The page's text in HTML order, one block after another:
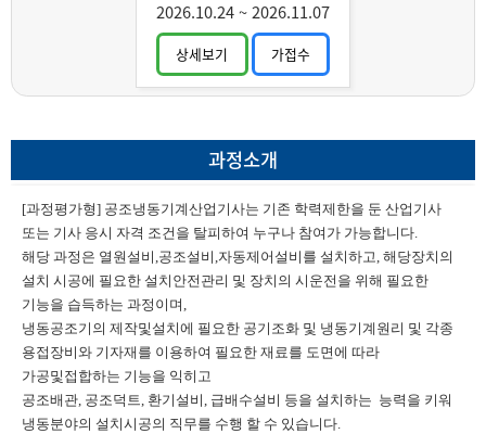
2026.10.24~2026.11.07
상세보기 가접수
과정소개
[과정평가형] 공조냉동기계산업기사는 기존 학력제한을 둔 산업기사
또는 기사 응시 자격 조건을 탈피하여 누구나 참여가 가능합니다.
해당 과정은 열원설비,공조설비,자동제어설비를 설치하고, 해당장치의
설치 시공에 필요한 설치안전관리 및 장치의 시운전을 위해 필요한
기능을 습득하는 과정이며,
냉동공조기의 제작및설치에 필요한 공기조화 및 냉동기계원리 및 각종
용접장비와 기자재를 이용하여 필요한 재료를 도면에 따라
가공및접합하는 기능을 익히고
공조배관, 공조덕트, 환기설비, 급배수설비 등을 설치하는 능력을 키워
냉동분야의 설치시공의 직무를 수행 할 수 있습니다.